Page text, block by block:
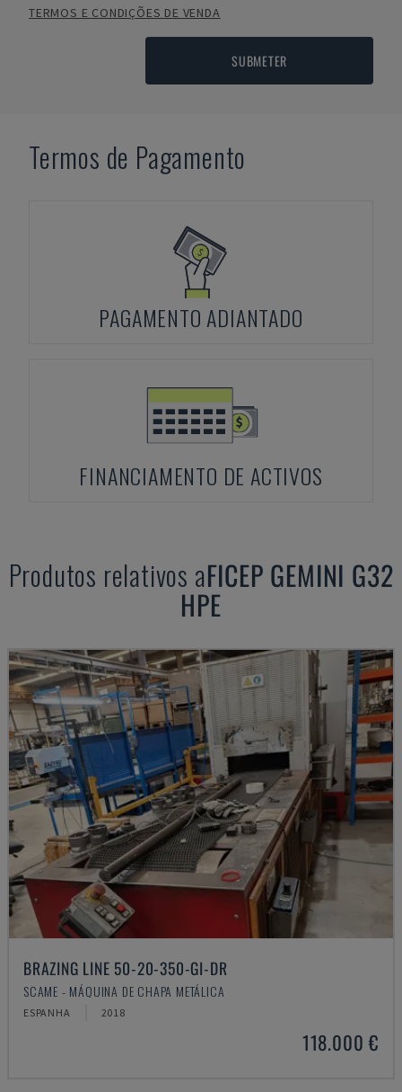
TERMOS E CONDIÇÕES DE VENDA
SUBMETER
Termos de Pagamento
PAGAMENTO ADIANTADO
FINANCIAMENTO DE ACTIVOS
Produtos relativos aFICEP GEMINI G32
HPE
BRAZING LINE 50-20-350-GI-DR
SCAME - MÁQUINA DE CHAPA METÁLICA
ESPANHA 2018
118.000 €